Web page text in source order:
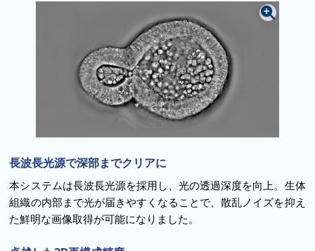
長波長光源で深部までクリアに
本システムは長波長光源を採用し、光の透過深度を向上。生体
組織の内部まで光が届きやすくなることで、散乱ノイズを抑え
た鮮明な画像取得が可能になりました。